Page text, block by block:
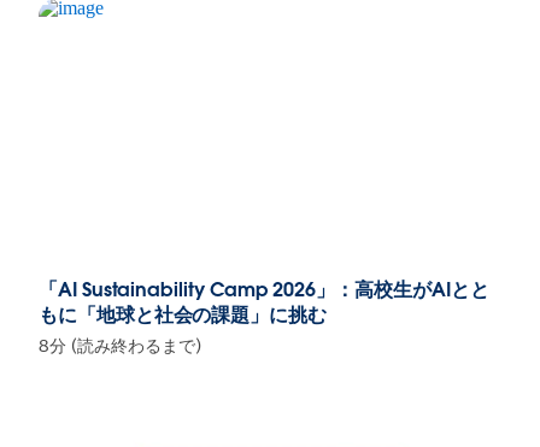
「AI Sustainability Camp 2026」：高校生がAIとと
もに「地球と社会の課題」に挑む
8分 (読み終わるまで)